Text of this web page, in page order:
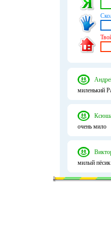
миленький
очень мило
милый пёсик